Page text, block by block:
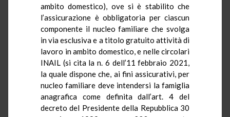
ambito domestico), ove si è stabilito che
l’assicurazione è obbligatoria per ciascun
componente il nucleo familiare che svolga
in via esclusiva e a titolo gratuito attività di
lavoro in ambito domestico, e nelle circolari
INAIL (si cita la n. 6 dell’11 febbraio 2021,
la quale dispone che, ai fini assicurativi, per
nucleo familiare deve intendersi la famiglia
anagrafica come definita dall’art. 4 del
decreto del Presidente della Repubblica 30